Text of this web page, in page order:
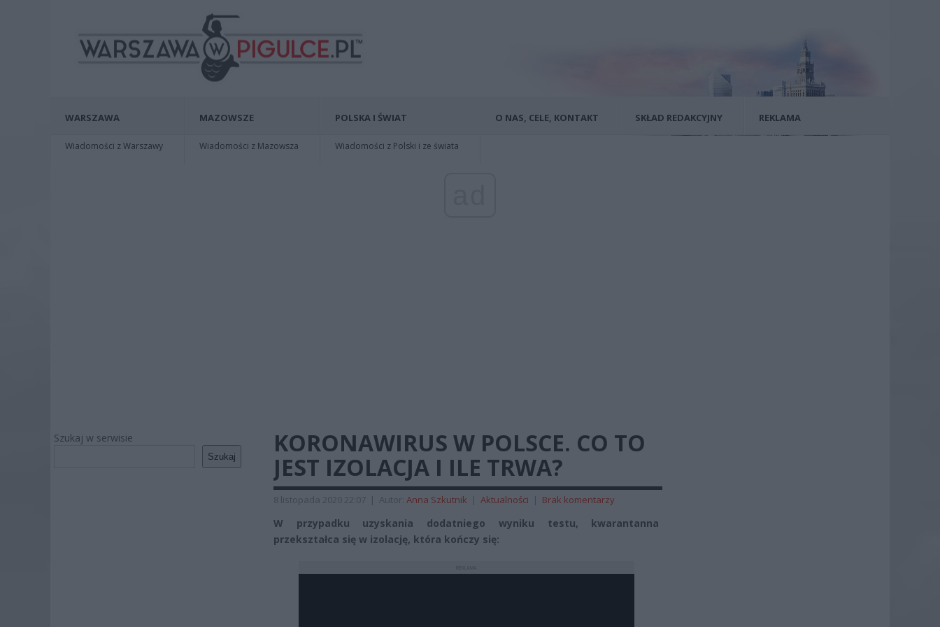
WARSZAWA
Wiadomości z Warszawy
MAZOWSZE
Wiadomości z Mazowsza
POLSKA I ŚWIAT
Wiadomości z Polski i ze świata
O NAS, CELE, KONTAKT SKŁAD REDAKCYJNY REKLAMA
Szukaj w serwisie
Szukaj
KORONAWIRUS W POLSCE. CO TO
JEST IZOLACJA I ILE TRWA?
8 listopada 2020 22:07 | Autor: Anna Szkutnik | Aktualności | Brak komentarzy
W przypadku uzyskania dodatniego wyniku testu, kwarantanna
przekształca się w izolację, która kończy się: